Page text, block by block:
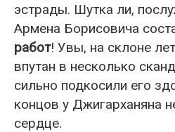
эстрады. Шутка ли,
Армена Борисовича
работ! Увы, на склоне
впутан в несколько
сильно подкосили его
концов у Джигарханяна
сердце.